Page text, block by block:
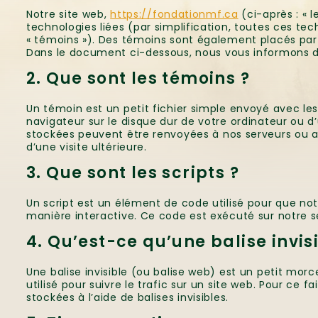
Notre site web,https://fondationmf.ca (ci-après : «
technologies liées (par simplification, toutes ces
« témoins »). Des témoins sont également placés
Dans le document ci-dessous, nous vous informons
2. Que sont les témoins ?
Un témoin est un petit fichier simple envoyé avec
navigateur sur le disque dur de votre ordinateur ou
stockées peuvent être renvoyées à nos serveurs ou
d’une visite ultérieure.
3. Que sont les scripts ?
Un script est un élément de code utilisé pour que
manière interactive. Ce code est exécuté sur notre
4. Qu’est-ce qu’une balise
Une balise invisible (ou balise web) est un petit
utilisé pour suivre le trafic sur un site web. Pour ce
stockées à l’aide de balises invisibles.